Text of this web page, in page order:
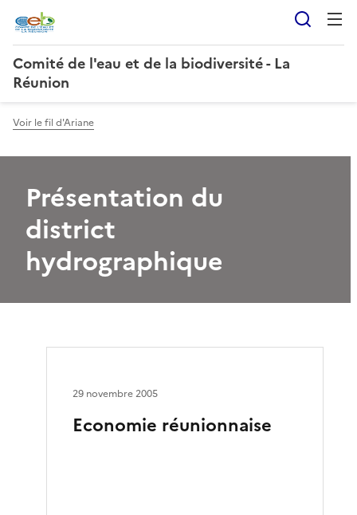
Comité de l'eau et de la biodiversité - La
Réunion
Voir le fil d'Ariane
Présentation du
district
hydrographique
Economie réunionnaise
29 novembre 2005